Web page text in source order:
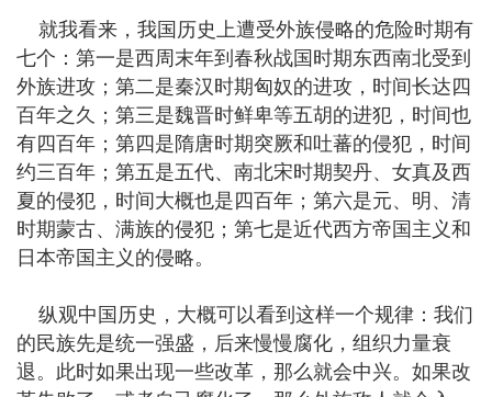
就我看来，我国历史上遭受外族侵略的危险时期有
七个：第一是西周末年到春秋战国时期东西南北受到
外族进攻；第二是秦汉时期匈奴的进攻，时间长达四
百年之久；第三是魏晋时鲜卑等五胡的进犯，时间也
有四百年；第四是隋唐时期突厥和吐蕃的侵犯，时间
约三百年；第五是五代、南北宋时期契丹、女真及西
夏的侵犯，时间大概也是四百年；第六是元、明、清
时期蒙古、满族的侵犯；第七是近代西方帝国主义和
日本帝国主义的侵略。
纵观中国历史，大概可以看到这样一个规律：我们
的民族先是统一强盛，后来慢慢腐化，组织力量衰
退。此时如果出现一些改革，那么就会中兴。如果改